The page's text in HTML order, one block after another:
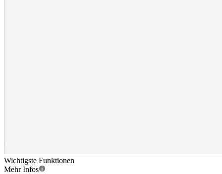
Wichtigste Funktionen
Mehr Infos